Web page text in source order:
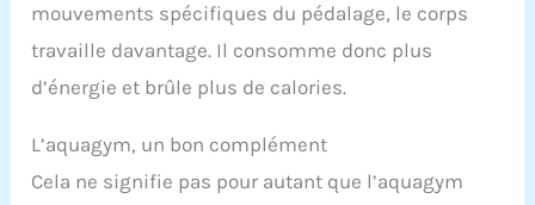
mouvements spécifiques du pédalage, le corps
travaille davantage. Il consomme donc plus
d’énergie et brûle plus de calories.
L’aquagym, un bon complément
Cela ne signifie pas pour autant que l’aquagym